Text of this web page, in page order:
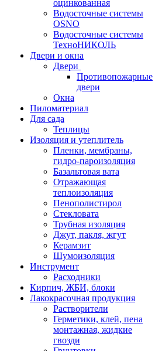
оцинкованная
Водосточные системы
OSNO
Водосточные системы
ТехноНИКОЛЬ
Двери и окна
Двери
Противопожарные
двери
Окна
Пиломатериал
Для сада
Теплицы
Изоляция и утеплитель
Пленки, мембраны,
гидро-пароизоляция
Базальтовая вата
Отражающая
теплоизоляция
Пенополистирол
Стекловата
Трубная изоляция
Джут, пакля, жгут
Керамзит
Шумоизоляция
Инструмент
Расходники
Кирпич, ЖБИ, блоки
Лакокрасочная продукция
Растворители
Герметики, клей, пена
монтажная, жидкие
гвозди